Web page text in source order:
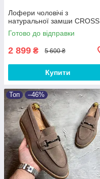
Лофери чоловічі з
натуральної замши CROSS
Готово до відправки
2 899 ₴ 5 600 ₴
Купити
Топ –46%